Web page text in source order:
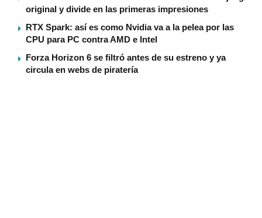
original y divide en las primeras impresiones
RTX Spark: así es como Nvidia va a la pelea por las
CPU para PC contra AMD e Intel
Forza Horizon 6 se filtró antes de su estreno y ya
circula en webs de piratería